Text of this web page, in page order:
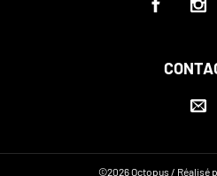
©2026 Octopus / Réalisé